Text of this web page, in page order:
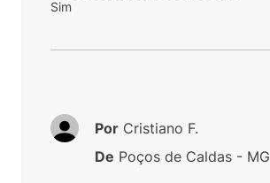
Sim
Por Cristiano F.
De Poços de Caldas - MG